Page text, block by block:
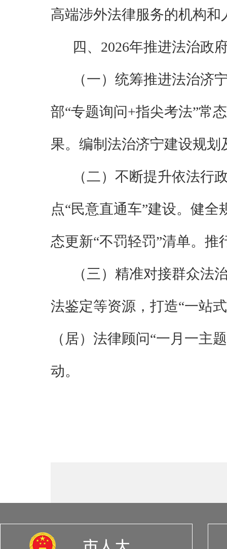
高端涉外法律服务的机构和
四、 2026年推进法治政
（一）统筹推进法治济
部“专题询问+指尖考法”常
果。编制法治济宁建设规划
（二）不断提升依法行
点“民意直通车”建设。健
态更新“不罚轻罚”清单。
（三）精准对接群众法
法鉴定等资源，打造“一站
（居）法律顾问“一月一主
动。